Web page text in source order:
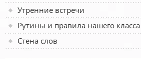
Утренние встречи
Рутины и правила нашего класса
Стена слов